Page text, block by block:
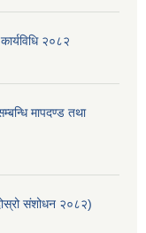
२०८२
मापदण्ड तथा
संशोधन २०८२)